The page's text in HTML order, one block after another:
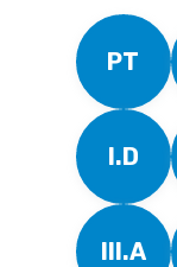
PT
I.D
III.A